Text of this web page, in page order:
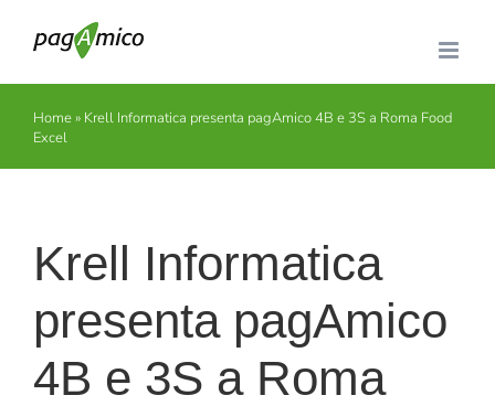
Home» Krell Informatica presenta pagAmico 4B e 3S a Roma Food
Excel
Krell Informatica
presenta pagAmico
4B e 3S a Roma